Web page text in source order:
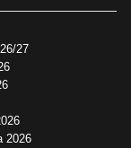
27
2026